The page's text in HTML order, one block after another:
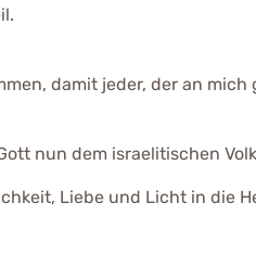
damit jeder, der an
nun dem israelitischen
Liebe und Licht in die